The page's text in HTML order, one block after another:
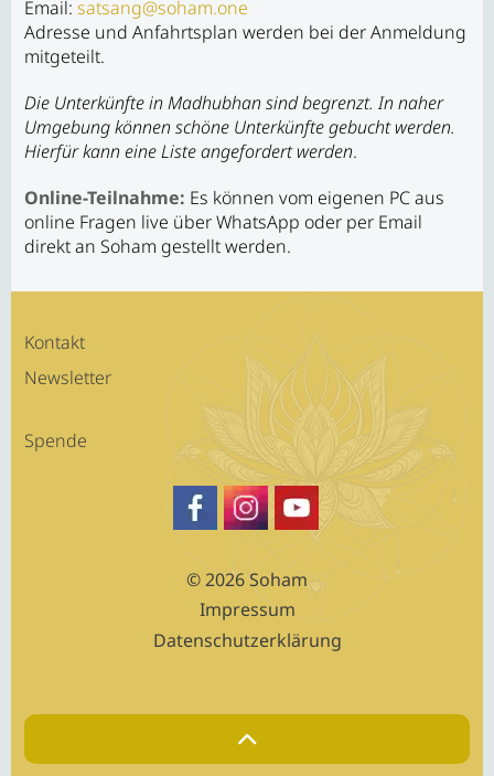
Email: satsang@soham.one
Adresse und Anfahrtsplan werden bei der Anmeldung
mitgeteilt.
Die Unterkünfte in Madhubhan sind begrenzt. In naher
Umgebung können schöne Unterkünfte gebucht werden.
Hierfür kann eine Liste angefordert werden.
Online-Teilnahme: Es können vom eigenen PC aus
online Fragen live über WhatsApp oder per Email
direkt an Soham gestellt werden.
Kontakt
Newsletter
Spende
© 2026 Soham
Impressum
Datenschutzerklärung